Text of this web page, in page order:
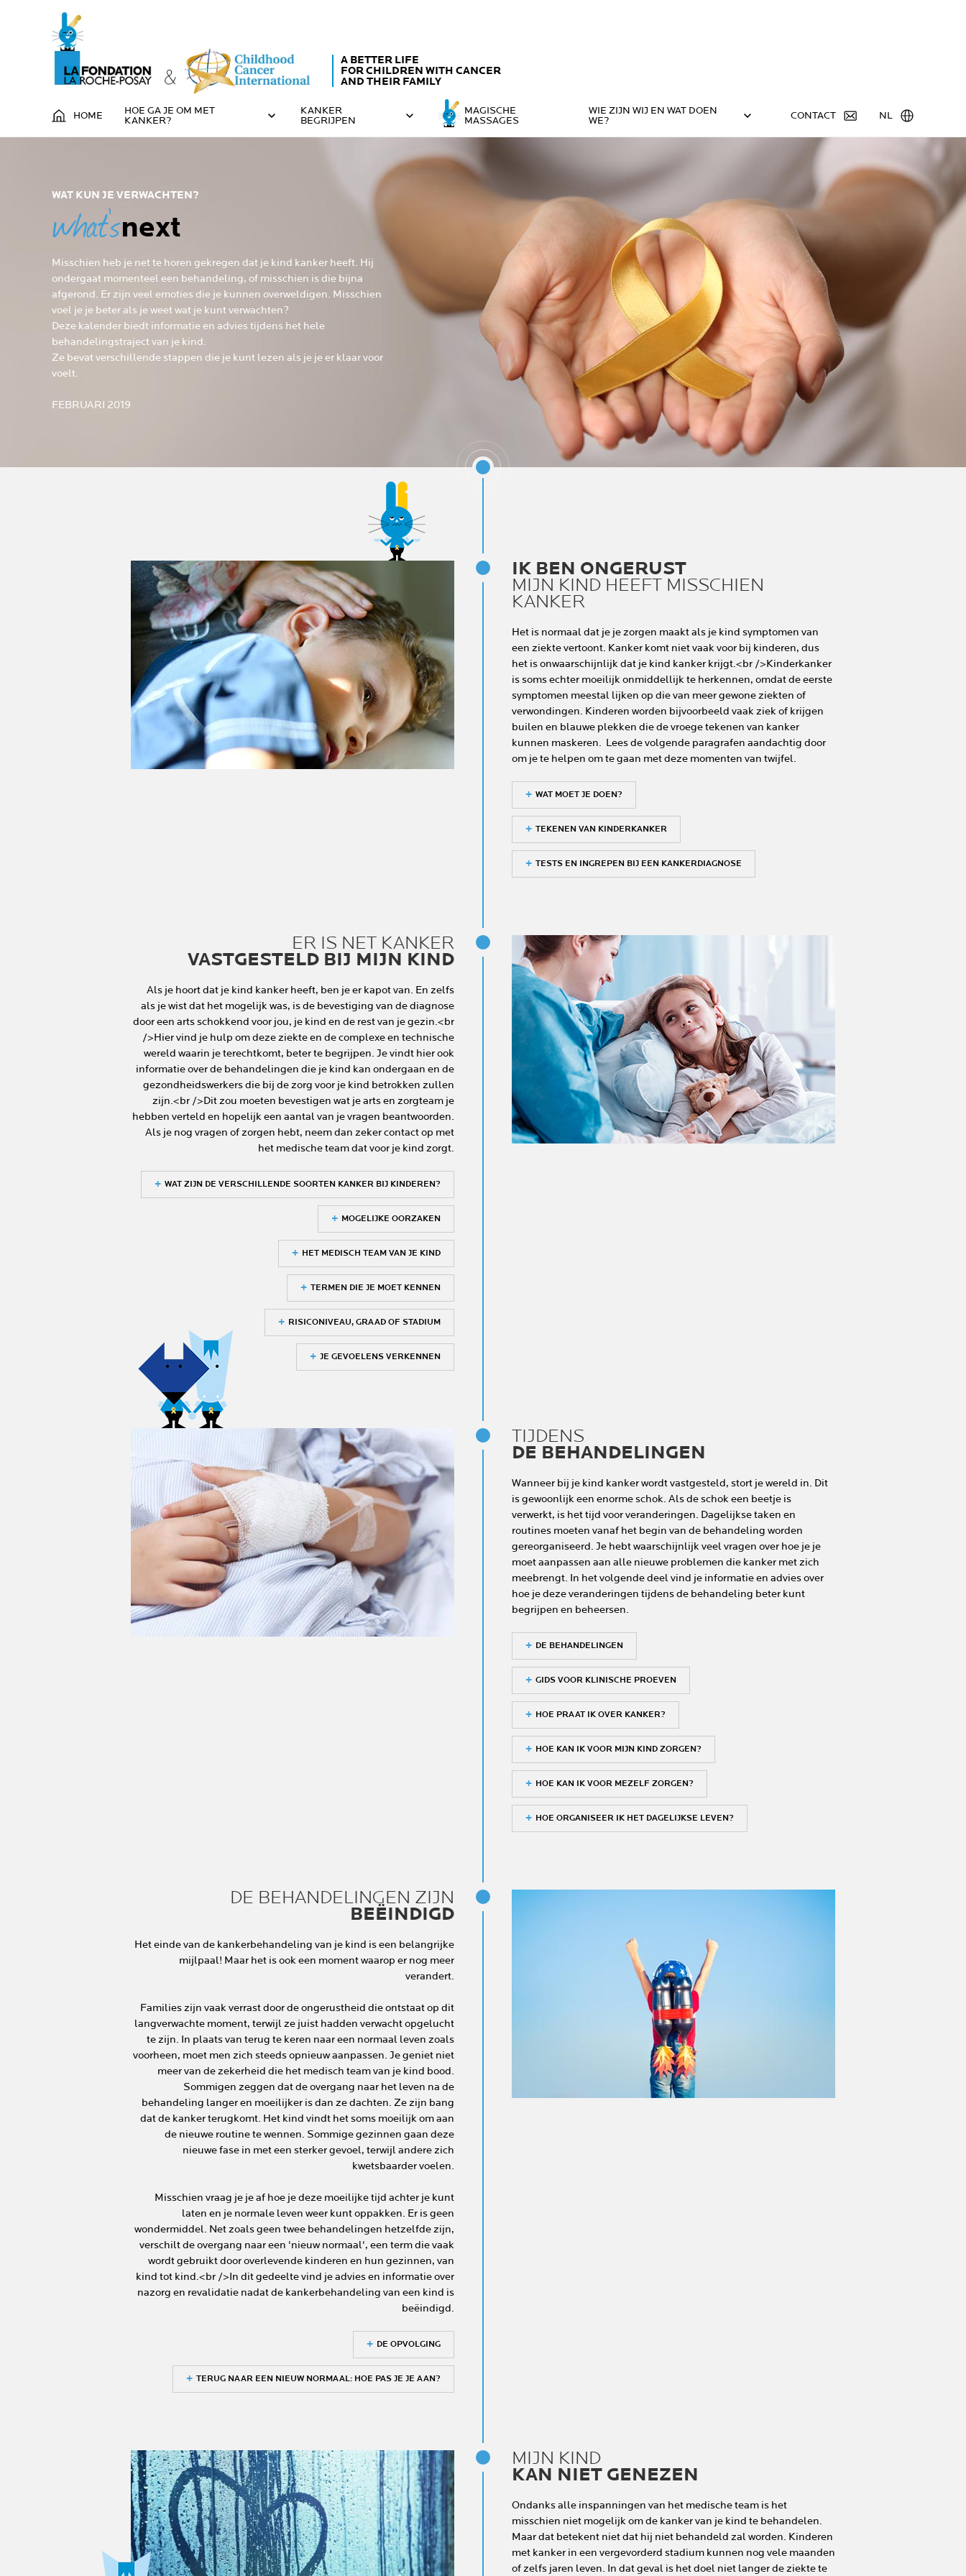
A BETTER LIFE
FOR CHILDREN WITH CANCER
AND THEIR FAMILY
HOME
HOE GA JE OM MET
KANKER?
KANKER
BEGRIJPEN
MAGISCHE
MASSAGES
WIE ZIJN WIJ EN WAT DOEN
WE?
CONTACT NL
WAT KUN JE VERWACHTEN?
what’snext
Misschien heb je net te horen gekregen dat je kind kanker heeft. Hij
ondergaat momenteel een behandeling, of misschien is die bijna
afgerond. Er zijn veel emoties die je kunnen overweldigen. Misschien
voel je je beter als je weet wat je kunt verwachten?
Deze kalender biedt informatie en advies tijdens het hele
behandelingstraject van je kind.
Ze bevat verschillende stappen die je kunt lezen als je je er klaar voor
voelt.
FEBRUARI 2019
IK BEN ONGERUST
MIJN KIND HEEFT MISSCHIEN
KANKER
Het is normaal dat je je zorgen maakt als je kind symptomen van
een ziekte vertoont. Kanker komt niet vaak voor bij kinderen, dus
het is onwaarschijnlijk dat je kind kanker krijgt.<br />Kinderkanker
is soms echter moeilijk onmiddellijk te herkennen, omdat de eerste
symptomen meestal lijken op die van meer gewone ziekten of
verwondingen. Kinderen worden bijvoorbeeld vaak ziek of krijgen
builen en blauwe plekken die de vroege tekenen van kanker
kunnen maskeren. Lees de volgende paragrafen aandachtig door
om je te helpen om te gaan met deze momenten van twijfel.
WAT MOET JE DOEN?
TEKENEN VAN KINDERKANKER
TESTS EN INGREPEN BIJ EEN KANKERDIAGNOSE
ER IS NET KANKER
VASTGESTELD BIJ MIJN KIND
Als je hoort dat je kind kanker heeft, ben je er kapot van. En zelfs
als je wist dat het mogelijk was, is de bevestiging van de diagnose
door een arts schokkend voor jou, je kind en de rest van je gezin.<br
/>Hier vind je hulp om deze ziekte en de complexe en technische
wereld waarin je terechtkomt, beter te begrijpen. Je vindt hier ook
informatie over de behandelingen die je kind kan ondergaan en de
gezondheidswerkers die bij de zorg voor je kind betrokken zullen
zijn.<br />Dit zou moeten bevestigen wat je arts en zorgteam je
hebben verteld en hopelijk een aantal van je vragen beantwoorden.
Als je nog vragen of zorgen hebt, neem dan zeker contact op met
het medische team dat voor je kind zorgt.
WAT ZIJN DE VERSCHILLENDE SOORTEN KANKER BIJ KINDEREN?
MOGELIJKE OORZAKEN
HET MEDISCH TEAM VAN JE KIND
TERMEN DIE JE MOET KENNEN
RISICONIVEAU, GRAAD OF STADIUM
JE GEVOELENS VERKENNEN
TIJDENS
DE BEHANDELINGEN
Wanneer bij je kind kanker wordt vastgesteld, stort je wereld in. Dit
is gewoonlijk een enorme schok. Als de schok een beetje is
verwerkt, is het tijd voor veranderingen. Dagelijkse taken en
routines moeten vanaf het begin van de behandeling worden
gereorganiseerd. Je hebt waarschijnlijk veel vragen over hoe je je
moet aanpassen aan alle nieuwe problemen die kanker met zich
meebrengt. In het volgende deel vind je informatie en advies over
hoe je deze veranderingen tijdens de behandeling beter kunt
begrijpen en beheersen.
DE BEHANDELINGEN
GIDS VOOR KLINISCHE PROEVEN
HOE PRAAT IK OVER KANKER?
HOE KAN IK VOOR MIJN KIND ZORGEN?
HOE KAN IK VOOR MEZELF ZORGEN?
HOE ORGANISEER IK HET DAGELIJKSE LEVEN?
DE BEHANDELINGEN ZIJN
BEËINDIGD
Het einde van de kankerbehandeling van je kind is een belangrijke
mijlpaal! Maar het is ook een moment waarop er nog meer
verandert.
Families zijn vaak verrast door de ongerustheid die ontstaat op dit
langverwachte moment, terwijl ze juist hadden verwacht opgelucht
te zijn. In plaats van terug te keren naar een normaal leven zoals
voorheen, moet men zich steeds opnieuw aanpassen. Je geniet niet
meer van de zekerheid die het medisch team van je kind bood.
Sommigen zeggen dat de overgang naar het leven na de
behandeling langer en moeilijker is dan ze dachten. Ze zijn bang
dat de kanker terugkomt. Het kind vindt het soms moeilijk om aan
de nieuwe routine te wennen. Sommige gezinnen gaan deze
nieuwe fase in met een sterker gevoel, terwijl andere zich
kwetsbaarder voelen.
Misschien vraag je je af hoe je deze moeilijke tijd achter je kunt
laten en je normale leven weer kunt oppakken. Er is geen
wondermiddel. Net zoals geen twee behandelingen hetzelfde zijn,
verschilt de overgang naar een 'nieuw normaal', een term die vaak
wordt gebruikt door overlevende kinderen en hun gezinnen, van
kind tot kind.<br />In dit gedeelte vind je advies en informatie over
nazorg en revalidatie nadat de kankerbehandeling van een kind is
beëindigd.
DE OPVOLGING
TERUG NAAR EEN NIEUW NORMAAL: HOE PAS JE JE AAN?
MIJN KIND
KAN NIET GENEZEN
Ondanks alle inspanningen van het medische team is het
misschien niet mogelijk om de kanker van je kind te behandelen.
Maar dat betekent niet dat hij niet behandeld zal worden. Kinderen
met kanker in een vergevorderd stadium kunnen nog vele maanden
of zelfs jaren leven. In dat geval is het doel niet langer de ziekte te